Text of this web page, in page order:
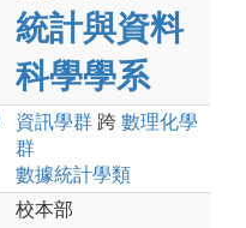
統計與資料
科學學系
資訊學群 跨 數理化學
群
數據統計學類
校本部